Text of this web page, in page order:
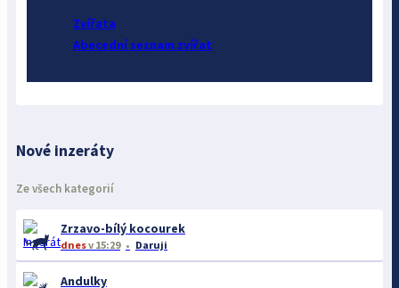
Zvířata
Abecední seznam zvířat
Nové inzeráty
Ze všech kategorií
Zrzavo-bílý kocourek
dnesv 15:29 Daruji
Andulky